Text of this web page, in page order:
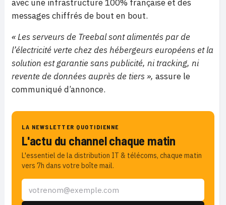
avec une infrastructure 100% française et des
messages chiffrés de bout en bout.
« Les serveurs de Treebal sont alimentés par de
l’électricité verte chez des hébergeurs européens et la
solution est garantie sans publicité, ni tracking, ni
revente de données auprès de tiers », assure le
communiqué d’annonce.
LA NEWSLETTER QUOTIDIENNE
L'actu du channel chaque matin
L'essentiel de la distribution IT & télécoms, chaque matin
vers 7h dans votre boîte mail.